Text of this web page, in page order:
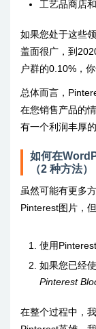
工艺品商店
如果您处于这些
盖面很广，到
户群的0.10%，
总体而言，
在您销售产品的
有一个利润丰厚
如何在
（2 种方法）
虽然可能有更多
Pinterest图片，
使用
如果您已经
Pinterest
在整个过程中，